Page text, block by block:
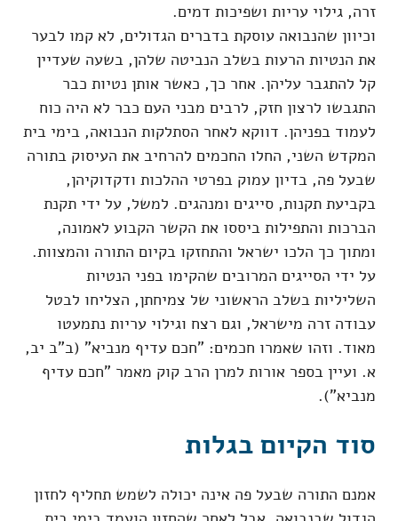
זרה, גילוי עריות ושפיכות דמים.
וכיוון שהנבואה עוסקת בדברים הגדולים, לא קמו לבער
את הנטיות הרעות בשלב הנביטה שלהן, בשעה שעדיין
קל להתגבר עליהן. אחר כך, כאשר אותן נטיות כבר
התגבשו לרצון חזק, לרבים מבני העם כבר לא היה כוח
לעמוד בפניהן. דווקא לאחר הסתלקות הנבואה, בימי בית
המקדש השני, החלו החכמים להרחיב את העיסוק בתורה
שבעל פה, בדיון עמוק בפרטי ההלכות ודקדוקיהן,
בקביעת תקנות, סייגים ומנהגים. למשל, על ידי תקנת
הברכות והתפילות ביססו את הקשר הקבוע לאמונה,
ומתוך כך הלכו ישראל והתחזקו בקיום התורה והמצוות.
על ידי הסייגים המרובים שהקימו בפני הנטיות
השליליות בשלב הראשוני של צמיחתן, הצליחו לבטל
עבודה זרה מישראל, וגם רצח וגילוי עריות נתמעטו
מאוד. וזהו שאמרו חכמים: "חכם עדיף מנביא" (ב"ב יב,
א. ועיין בספר אורות למרן הרב קוק מאמר "חכם עדיף
מנביא").
סוד הקיום בגלות
אמנם התורה שבעל פה אינה יכולה לשמש תחליף לחזון